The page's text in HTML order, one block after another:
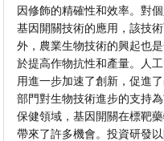
因修飾的精確性和效率。對
基因開關技術的應用，該技
外，農業生物技術的興起也
於提高作物抗性和產量。人
用進一步加速了創新，促進
部門對生物技術進步的支持
保健領域，基因開關在標靶
帶來了許多機會。投資研發